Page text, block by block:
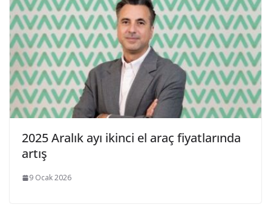
2025 Aralık ayı ikinci el araç fiyatlarında
artış
9 Ocak 2026